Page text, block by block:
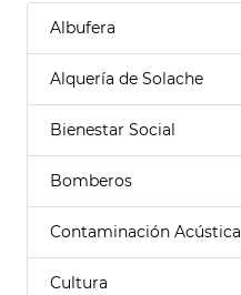
Albufera
Alquería de Solache
Bienestar Social
Bomberos
Contaminación Acústica
Cultura